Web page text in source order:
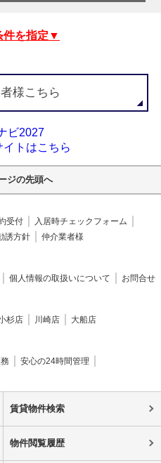
件を指定▼
様こちら
トはこちら
ジの先頭へ
受付
入居時チェックフォーム
誘方針 仲介業者様
個人情報の取扱いについて お問合せ
杉店 川崎店 大船店
安心の24時間管理
賃貸物件検索
物件閲覧履歴